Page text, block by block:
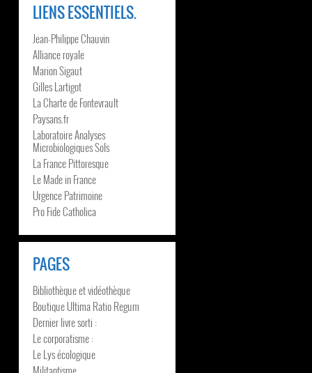
LIENS ESSENTIELS.
Jean-Philippe Chauvin
Alliance royale
Marion Sigaut
Gilles Lartigot
La Charte de Fontevrault
Paysans.fr
Laboratoire Analyses
Microbiologiques Sols
La France Pittoresque
Le Made in France
Urgence Patrimoine
Pro Fide Catholica
PAGES
Bibliothèque et vidéothèque
Boutique Ultima Ratio Regum
Dernier livre sorti :
Le corporatisme :
Le Lys écologique